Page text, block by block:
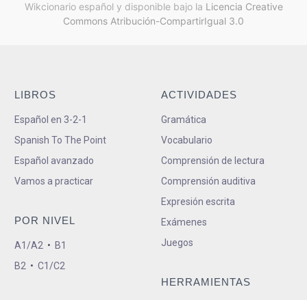
Wikcionario español y disponible bajo la Licencia Creative
Commons Atribución-CompartirIgual 3.0
LIBROS
Español en 3-2-1
Spanish To The Point
Español avanzado
Vamos a practicar
POR NIVEL
A1/A2 • B1
B2 • C1/C2
ACTIVIDADES
Gramática
Vocabulario
Comprensión de lectura
Comprensión auditiva
Expresión escrita
Exámenes
Juegos
HERRAMIENTAS